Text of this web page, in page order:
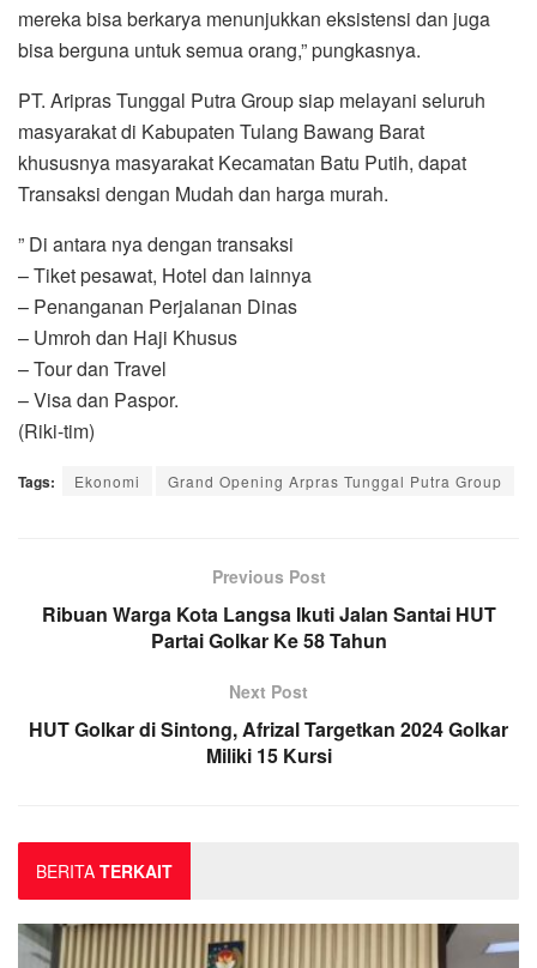
mereka bisa berkarya menunjukkan eksistensi dan juga
bisa berguna untuk semua orang,” pungkasnya.
PT. Aripras Tunggal Putra Group siap melayani seluruh
masyarakat di Kabupaten Tulang Bawang Barat
khususnya masyarakat Kecamatan Batu Putih, dapat
Transaksi dengan Mudah dan harga murah.
” Di antara nya dengan transaksi
– Tiket pesawat, Hotel dan lainnya
– Penanganan Perjalanan Dinas
– Umroh dan Haji Khusus
– Tour dan Travel
– Visa dan Paspor.
(Riki-tim)
Tags: Ekonomi Grand Opening Arpras Tunggal Putra Group
Previous Post
Ribuan Warga Kota Langsa Ikuti Jalan Santai HUT
Partai Golkar Ke 58 Tahun
Next Post
HUT Golkar di Sintong, Afrizal Targetkan 2024 Golkar
Miliki 15 Kursi
BERITA TERKAIT